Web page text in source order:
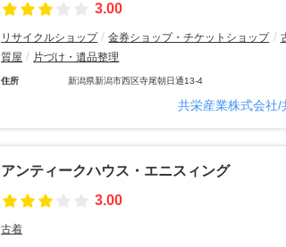
3.00
リサイクルショップ 金券ショップ・チケットショップ
質屋
片づけ・遺品整理
住所 新潟県新潟市西区寺尾朝日通13-4
共栄産業株式会社/
アンティークハウス・エニスィング
3.00
古着